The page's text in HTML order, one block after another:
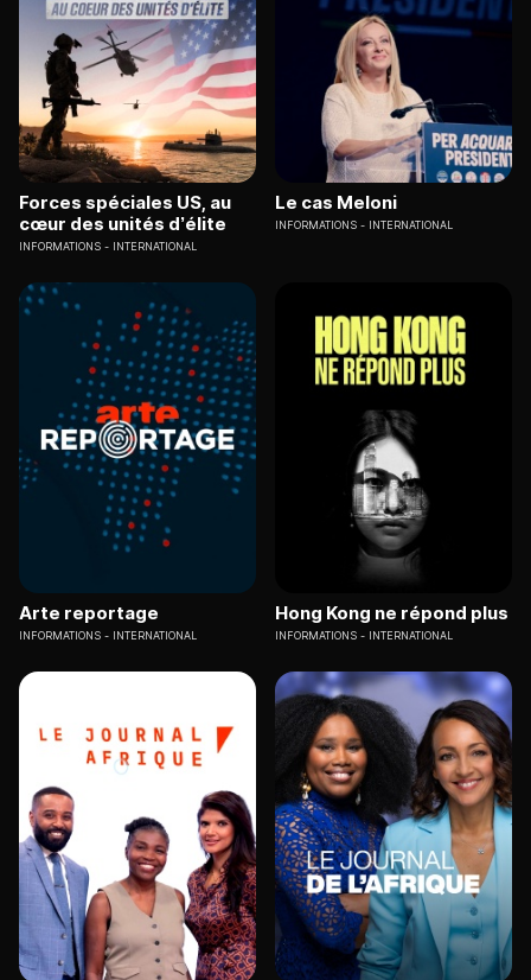
Forces spéciales US, au
cœur des unités d’élite
INFORMATIONS INTERNATIONAL
Le cas Meloni
INFORMATIONS INTERNATIONAL
Arte reportage
INFORMATIONS INTERNATIONAL
Hong Kong ne répond plus
INFORMATIONS INTERNATIONAL